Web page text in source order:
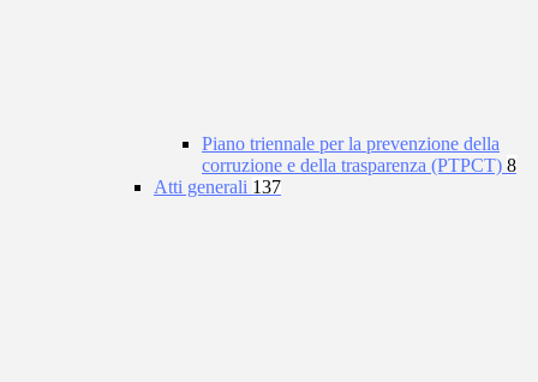
Piano triennale per la prevenzione della
corruzione e della trasparenza (PTPCT) 8
Atti generali 137